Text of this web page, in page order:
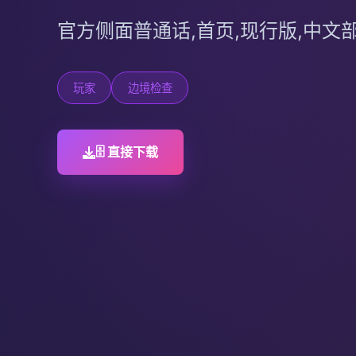
官方侧面普通话,首页,现行版,中文
玩家 边境检查
🗄️ 直接下载